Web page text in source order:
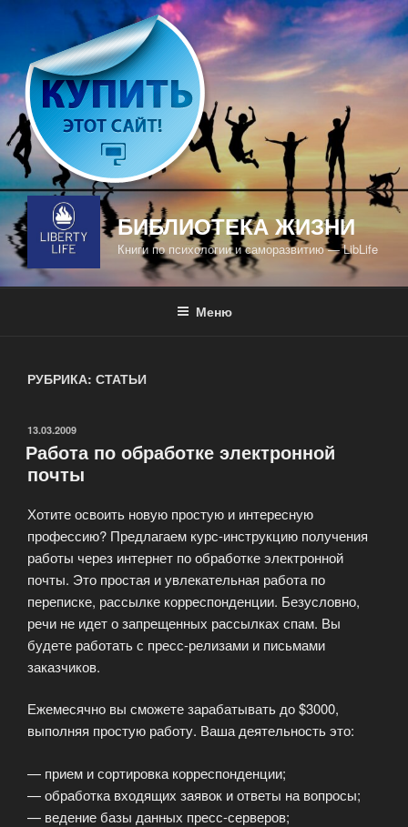
содержимому
БИБЛИОТЕКА ЖИЗНИ
Книги по психологии и саморазвитию — LibLife
Меню
РУБРИКА: СТАТЬИ
ОПУБЛИКОВАНО
13.03.2009
Работа по обработке электронной
почты
Хотите освоить новую простую и интересную
профессию? Предлагаем курс-инструкцию получения
работы через интернет по обработке электронной
почты. Это простая и увлекательная работа по
переписке, рассылке корреспонденции. Безусловно,
речи не идет о запрещенных рассылках спам. Вы
будете работать с пресс-релизами и письмами
заказчиков.
Ежемесячно вы сможете зарабатывать до $3000,
выполняя простую работу. Ваша деятельность это:
— прием и сортировка корреспонденции;
— обработка входящих заявок и ответы на вопросы;
— ведение базы данных пресс-серверов;